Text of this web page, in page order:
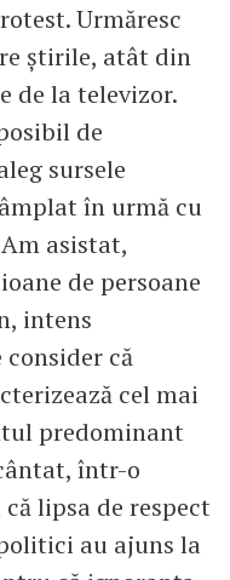
Urmăresc
ştirile, atât din
de la televizor.
de
sursele
în urmă cu
asistat,
de persoane
intens
consider că
cel mai
predominant
într-o
lipsa de respect
au ajuns la